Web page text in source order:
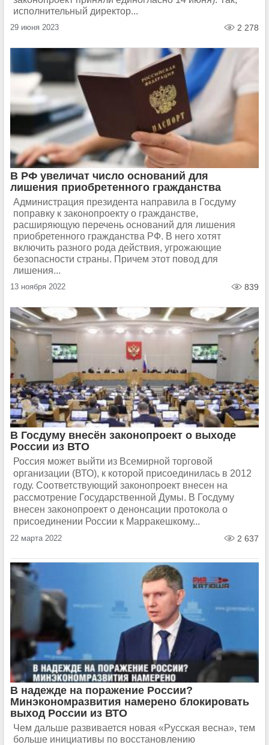
исполнительный директор...
29 июня 2023 2 278
В РФ увеличат число оснований для
лишения приобретенного гражданства
Администрация президента направила в Госдуму
поправку к законопроекту о гражданстве,
расширяющую перечень оснований для лишения
приобретенного гражданства РФ. В него хотят
включить разного рода действия, угрожающие
безопасности страны. Причем этот повод для
лишения...
13 ноября 2022 839
В Госдуму внесён законопроект о выходе
России из ВТО
Россия может выйти из Всемирной торговой
организации (ВТО), к которой присоединилась в 2012
году. Соответствующий законопроект внесен на
рассмотрение Государственной Думы. В Госдуму
внесен законопроект о денонсации протокола о
присоединении России к Марракешкому...
22 марта 2022 2 637
В надежде на поражение России?
Минэкономразвития намерено блокировать
выход России из ВТО
Чем дальше развивается новая «Русская весна», тем
больше инициативы по восстановлению